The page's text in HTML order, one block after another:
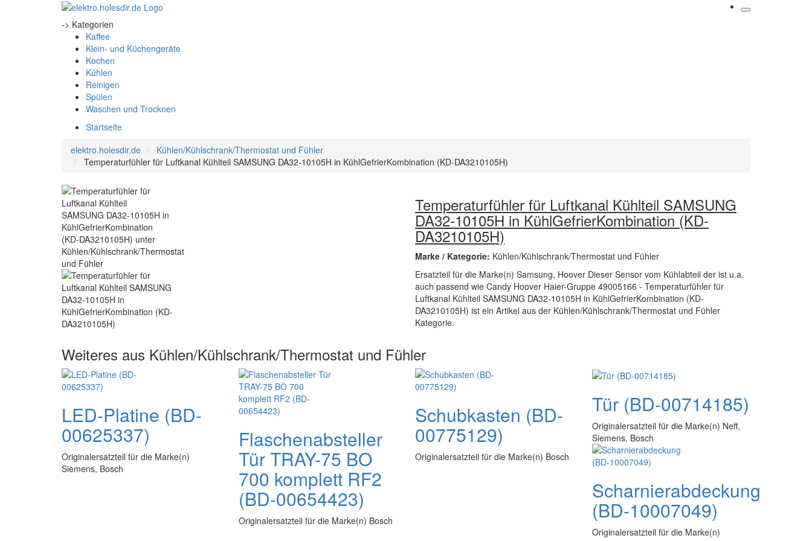
-> Kategorien
Kaffee
Klein- und Küchengeräte
Kochen
Kühlen
Reinigen
Spülen
Waschen und Trocknen
Startseite
elektro.holesdir.de
Kühlen/Kühlschrank/Thermostat und Fühler
Temperaturfühler für Luftkanal Kühlteil SAMSUNG DA32-10105H in KühlGefrierKombination (KD-DA3210105H)
Temperaturfühler für Luftkanal Kühlteil SAMSUNG
DA32-10105H in KühlGefrierKombination (KD-
DA3210105H)
Marke / Kategorie: Kühlen/Kühlschrank/Thermostat und Fühler
Ersatzteil für die Marke(n) Samsung, Hoover Dieser Sensor vom Kühlabteil der ist u.a.
auch passend wie Candy Hoover Haier-Gruppe 49005166 - Temperaturfühler für
Luftkanal Kühlteil SAMSUNG DA32-10105H in KühlGefrierKombination (KD-
DA3210105H) ist ein Artikel aus der Kühlen/Kühlschrank/Thermostat und Fühler
Kategorie.
Weiteres aus Kühlen/Kühlschrank/Thermostat und Fühler
LED-Platine (BD-
00625337)
Originalersatzteil für die Marke(n)
Siemens, Bosch
Flaschenabsteller
Tür TRAY-75 BO
700 komplett RF2
(BD-00654423)
Originalersatzteil für die Marke(n) Bosch
Schubkasten (BD-
00775129)
Originalersatzteil für die Marke(n) Bosch
Tür (BD-00714185)
Originalersatzteil für die Marke(n) Neff,
Siemens, Bosch
Scharnierabdeckung
(BD-10007049)
Originalersatzteil für die Marke(n)